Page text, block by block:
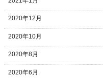
2020年12月
2020年10月
2020年8月
2020年6月